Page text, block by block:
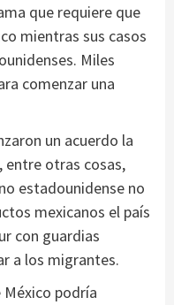
que requiere que
mientras sus casos
Miles
comenzar una
un acuerdo la
entre otras cosas,
estadounidense no
mexicanos el país
con guardias
a los migrantes.
podría